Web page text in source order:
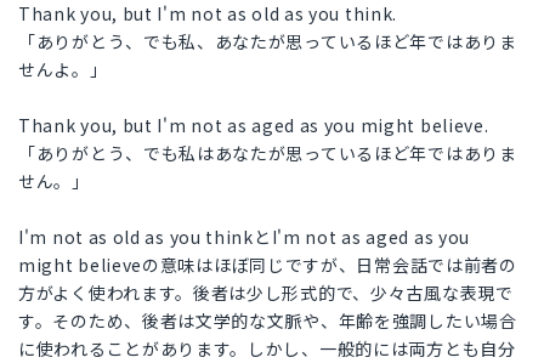
Thank you, but I'm not as old as you think.
「ありがとう、でも私、あなたが思っているほど年ではありま
せんよ。」
Thank you, but I'm not as aged as you might believe.
「ありがとう、でも私はあなたが思っているほど年ではありま
せん。」
I'm not as old as you thinkとI'm not as aged as you
might believeの意味はほぼ同じですが、日常会話では前者の
方がよく使われます。後者は少し形式的で、少々古風な表現で
す。そのため、後者は文学的な文脈や、年齢を強調したい場合
に使われることがあります。しかし、一般的には両方とも自分